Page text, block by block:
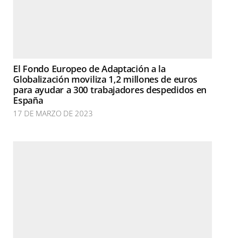
El Fondo Europeo de Adaptación a la
Globalización moviliza 1,2 millones de euros
para ayudar a 300 trabajadores despedidos en
España
17 DE MARZO DE 2023